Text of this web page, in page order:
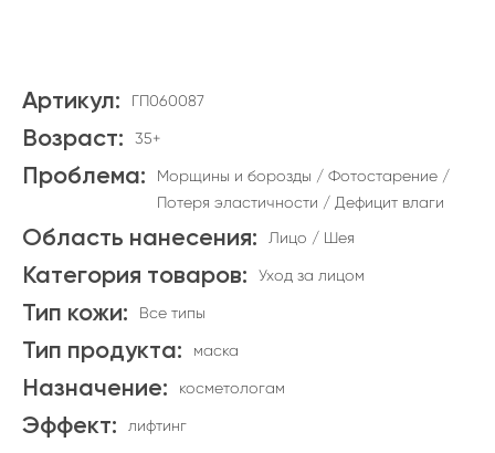
Артикул: ГП060087
Возраст: 35+
Проблема:
Морщины и борозды / Фотостарение /
Потеря эластичности / Дефицит влаги
Область нанесения: Лицо / Шея
Категория товаров: Уход за лицом
Тип кожи: Все типы
Тип продукта: маска
Назначение: косметологам
Эффект: лифтинг